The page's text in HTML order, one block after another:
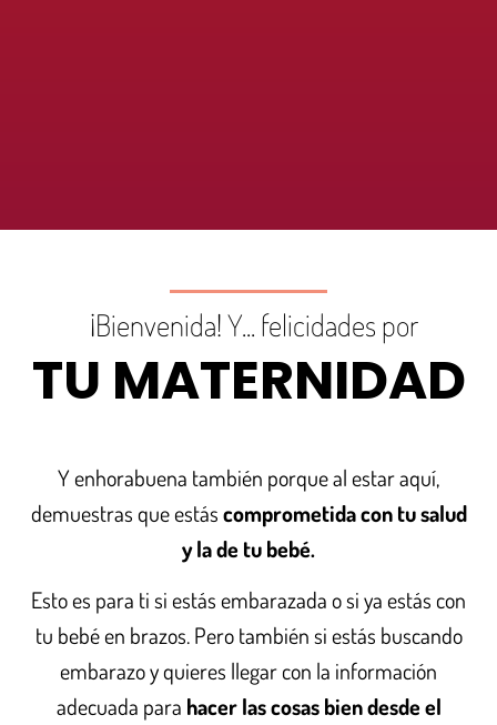
¡Bienvenida! Y... felicidades por
TU MATERNIDAD
Y enhorabuena también porque al estar aquí,
demuestras que estáscomprometida con tu salud
y la de tu bebé.
Esto es para ti si estás embarazada o si ya estás con
tu bebé en brazos. Pero también si estás buscando
embarazo y quieres llegar con la información
adecuada para hacer las cosas bien desde el